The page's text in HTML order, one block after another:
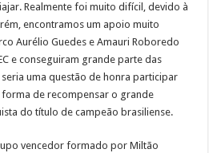
Realmente foi muito difícil, devido à
encontramos um apoio muito
Aurélio Guedes e Amauri Roboredo
e conseguiram grande parte das
uma questão de honra participar
de recompensar o grande
do título de campeão brasiliense.
vencedor formado por Miltão